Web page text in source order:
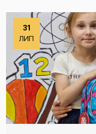
31
ЛИП